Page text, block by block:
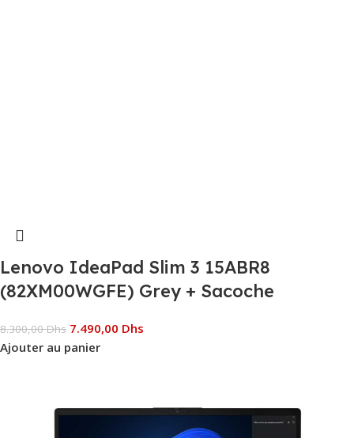
Lenovo IdeaPad Slim 3 15ABR8
(82XM00WGFE) Grey + Sacoche
8.300,00Dhs 7.490,00 Dhs
Ajouter au panier